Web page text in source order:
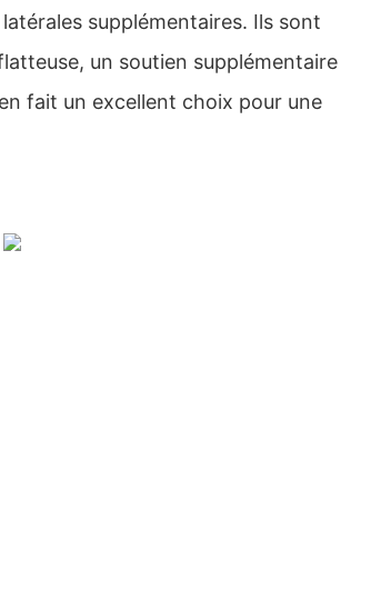
supplémentaires. Ils sont
un soutien supplémentaire
fait un excellent choix pour une